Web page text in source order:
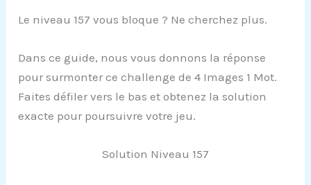
Le niveau 157 vous bloque ? Ne cherchez plus.
Dans ce guide, nous vous donnons la réponse
pour surmonter ce challenge de 4 Images 1 Mot.
Faites défiler vers le bas et obtenez la solution
exacte pour poursuivre votre jeu.
Solution Niveau 157